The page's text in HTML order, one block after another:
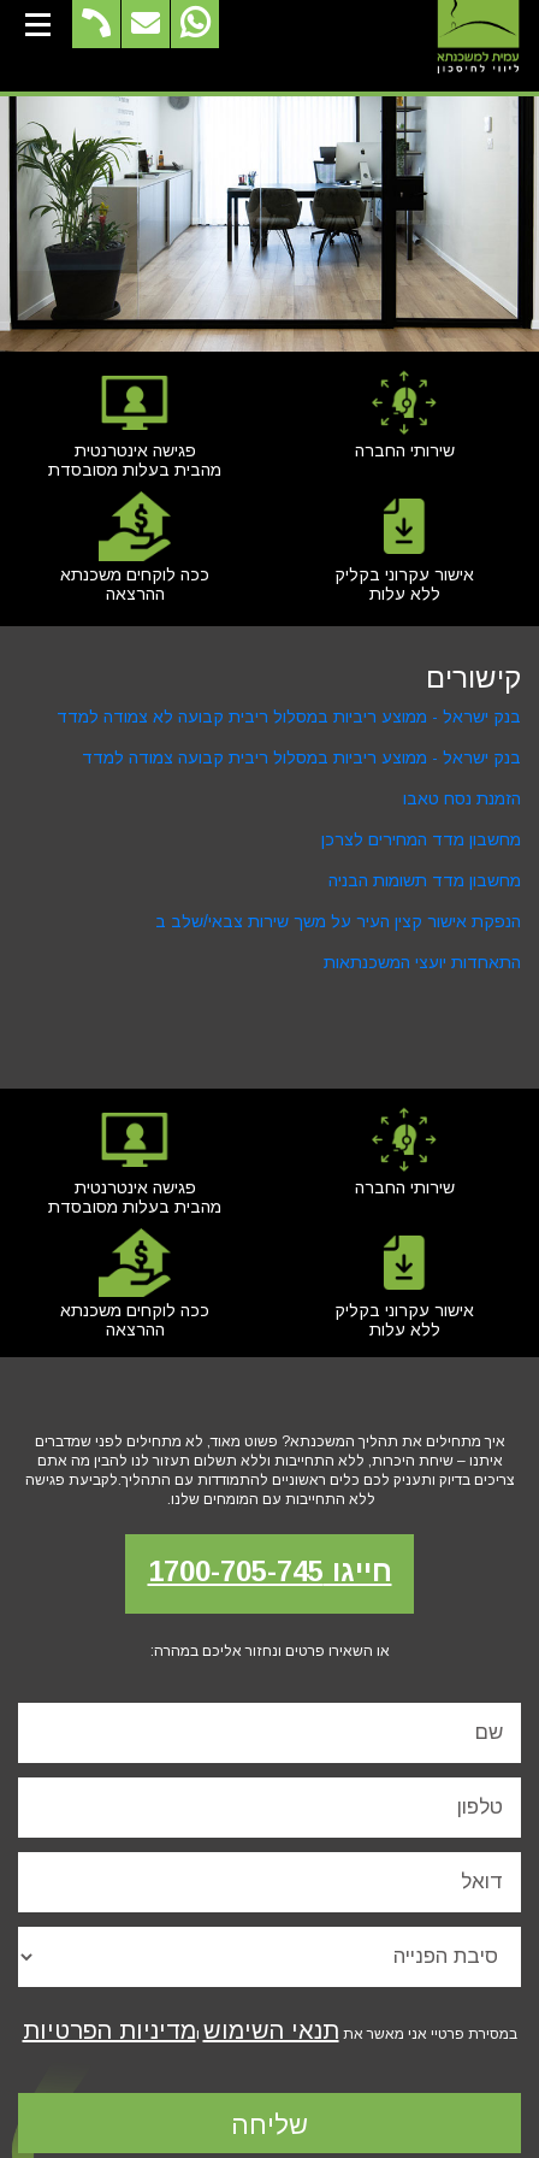
שירותי החברה
פגישה אינטרנטית
מהבית בעלות מסובסדת
אישור עקרוני בקליק
ללא עלות
ככה לוקחים משכנתא
ההרצאה
קישורים
בנק ישראל - ממוצע ריביות במסלול ריבית קבועה לא צמודה למדד
בנק ישראל - ממוצע ריביות במסלול ריבית קבועה צמודה למדד
הזמנת נסח טאבו
מחשבון מדד המחירים לצרכן
מחשבון מדד תשומות הבניה
הנפקת אישור קצין העיר על משך שירות צבאי/שלב ב
התאחדות יועצי המשכנתאות
שירותי החברה
פגישה אינטרנטית
מהבית בעלות מסובסדת
אישור עקרוני בקליק
ללא עלות
ככה לוקחים משכנתא
ההרצאה
איך מתחילים את תהליך המשכנתא? פשוט מאוד, לא מתחילים לפני שמדברים
איתנו – שיחת היכרות, ללא התחייבות וללא תשלום תעזור לנו להבין מה אתם
צריכים בדיוק ותעניק לכם כלים ראשוניים להתמודדות עם התהליך.לקביעת פגישה
ללא התחייבות עם המומחים שלנו.
חייגו 1700-705-745
או השאירו פרטים ונחזור אליכם במהרה:
במסירת פרטיי אני מאשר את תנאי השימוש ומדיניות הפרטיות